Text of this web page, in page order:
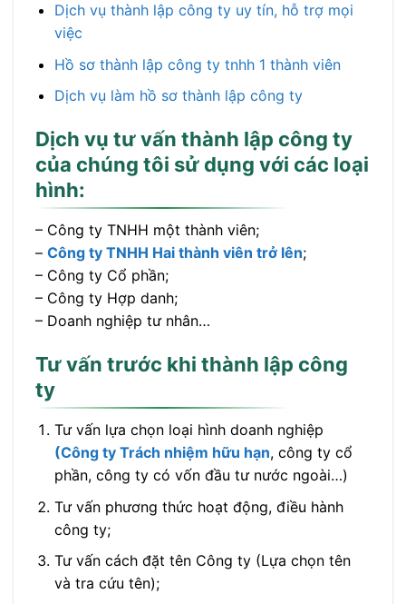
Dịch vụ thành lập công ty uy tín, hỗ trợ mọi
việc
Hồ sơ thành lập công ty tnhh 1 thành viên
Dịch vụ làm hồ sơ thành lập công ty
Dịch vụ tư vấn thành lập công ty
của chúng tôi sử dụng với các loại
hình:
– Công ty TNHH một thành viên;
– Công ty TNHH Hai thành viên trở lên;
– Công ty Cổ phần;
– Công ty Hợp danh;
– Doanh nghiệp tư nhân…
Tư vấn trước khi thành lập công
ty
Tư vấn lựa chọn loại hình doanh nghiệp
(Công ty Trách nhiệm hữu hạn, công ty cổ
phần, công ty có vốn đầu tư nước ngoài…)
Tư vấn phương thức hoạt động, điều hành
công ty;
Tư vấn cách đặt tên Công ty (Lựa chọn tên
và tra cứu tên);